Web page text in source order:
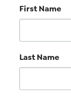
First Name
Last Name